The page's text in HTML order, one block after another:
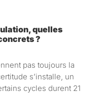
quelles
?
pas toujours la
s’installe, un
cycles durent 21